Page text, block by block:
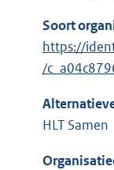
Soort
https://
/
HLT Samen